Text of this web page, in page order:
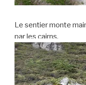
Le sentier monte
par les cairns.